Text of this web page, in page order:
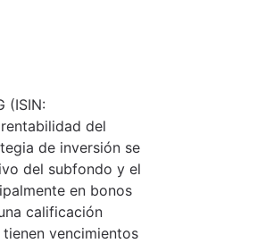
(ISIN:
del
de inversión se
del subfondo y el
en bonos
calificación
vencimientos